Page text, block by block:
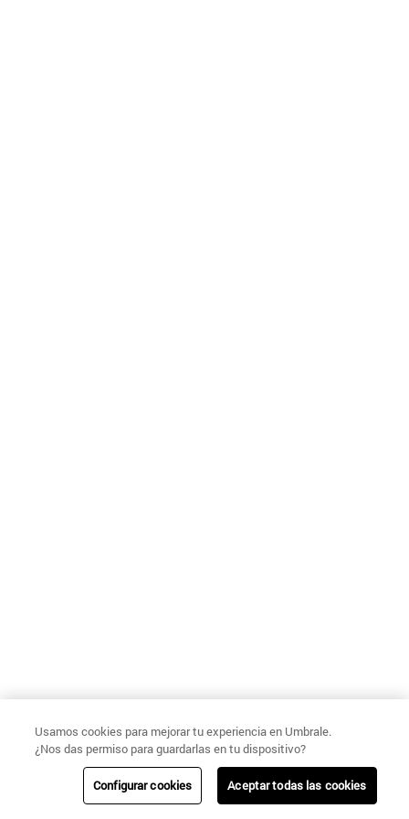
Usamos cookies para mejorar tu experiencia en Umbrale.
¿Nos das permiso para guardarlas en tu dispositivo?
Configurar cookies Aceptar todas las cookies